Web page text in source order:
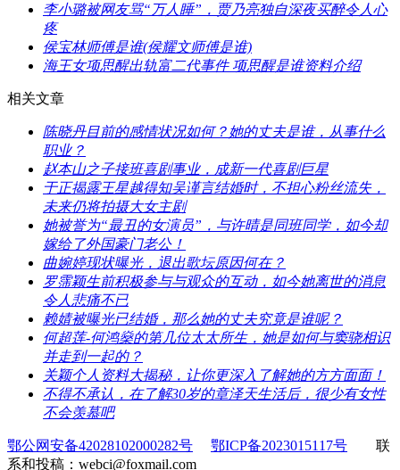
​李小璐被网友骂“万人睡”，贾乃亮独自深夜买醉令人心
疼
​侯宝林师傅是谁(侯耀文师傅是谁)
​海王女项思醒出轨富二代事件 项思醒是谁资料介绍
相关文章
​陈晓丹目前的感情状况如何？她的丈夫是谁，从事什么
职业？
​赵本山之子接班喜剧事业，成新一代喜剧巨星
​于正揭露王星越得知吴谨言结婚时，不担心粉丝流失，
未来仍将拍摄大女主剧
​她被誉为“最丑的女演员”，与许晴是同班同学，如今却
嫁给了外国豪门老公！
​曲婉婷现状曝光，退出歌坛原因何在？
​罗霈颖生前积极参与与观众的互动，如今她离世的消息
令人悲痛不已
​赖婧被曝光已结婚，那么她的丈夫究竟是谁呢？
​何超莲-何鸿燊的第几位太太所生，她是如何与窦骁相识
并走到一起的？
​关颖个人资料大揭秘，让你更深入了解她的方方面面！
​不得不承认，在了解30岁的章泽天生活后，很少有女性
不会羡慕吧
鄂公网安备42028102000282号 鄂ICP备2023015117号 联
系和投稿：webci@foxmail.com